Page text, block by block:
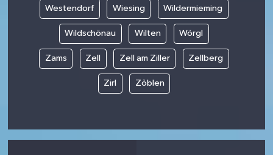
Westendorf Wiesing Wildermieming
Wildschönau Wilten Wörgl
Zams Zell Zell am Ziller Zellberg
Zirl Zöblen